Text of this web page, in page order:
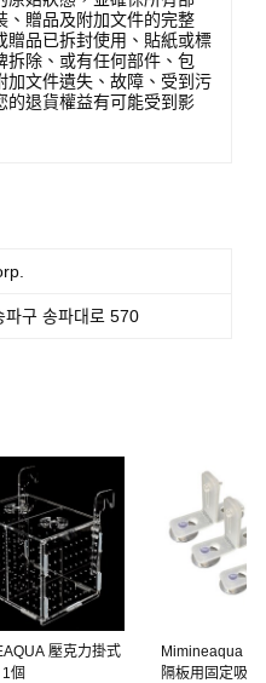
、贈品及附加文件的完整
贈品已拆封使用、貼紙或標
拆除、或有任何部件、包
加文件遺失、故障、受到污
的退貨權益有可能受到影
파구 송파대로 570
壓克力掛式
1個
Mimineaqua 壓
隔板用固定吸